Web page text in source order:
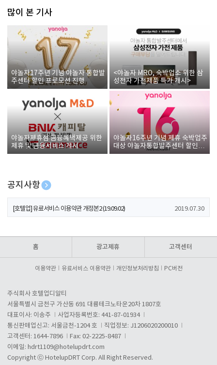
많이 본 기사
야놀자17주년 기념 야놀자 통합발
주센터 할인 프로모션 진행
<야놀자 MRO, 숙박업소 위한 삼
성전자 가전제품 특가 개시>
야놀자제휴점 금융혜택제공 위한
제휴 및 금융서비스 게시
야놀자16주년 기념 제휴 숙박업주
대상 야놀자통합발주센터 할인쿠
폰 증정
공지사항
[호텔업] 개인정보 처리방침 개정본1 (19.09.02)
[호텔업] 유료서비스 이용약관 개정본2 (19.09.02) 2019.07.30
홈 광고제휴 고객센터
이용약관 유료서비스 이용약관 개인정보처리방침 PC버전
주식회사 호텔업디알티
서울특별시 금천구 가산동 691 대륭테크노타운20차 1807호
대표이사: 이송주
사업자등록번호: 441-87-01934
통신판매업신고: 서울금천-1204 호
직업정보: J1206020200010
고객센터: 1644-7896
Fax: 02-2225-8487
이메일: hdrt1109@hotelupdrt.com
Copyright ⓒ HotelupDRT Corp. All Right Reserved.